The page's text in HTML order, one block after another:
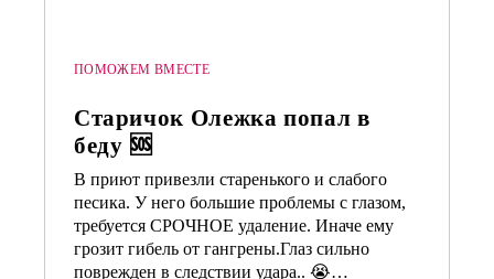
ПОМОЖЕМ ВМЕСТЕ
Старичок Олежка попал в
беду 🆘
В приют привезли старенького и слабого
песика. У него большие проблемы с глазом,
требуется СРОЧНОЕ удаление. Иначе ему
грозит гибель от гангрены.Глаз сильно
поврежден в следствии удара.. 😭…